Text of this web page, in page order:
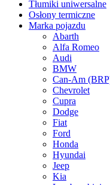
Tłumiki uniwersalne
Osłony termiczne
Marka pojazdu
Abarth
Alfa Romeo
Audi
BMW
Can-Am
Chevrolet
Cupra
Dodge
Fiat
Ford
Honda
Hyundai
Jeep
Kia